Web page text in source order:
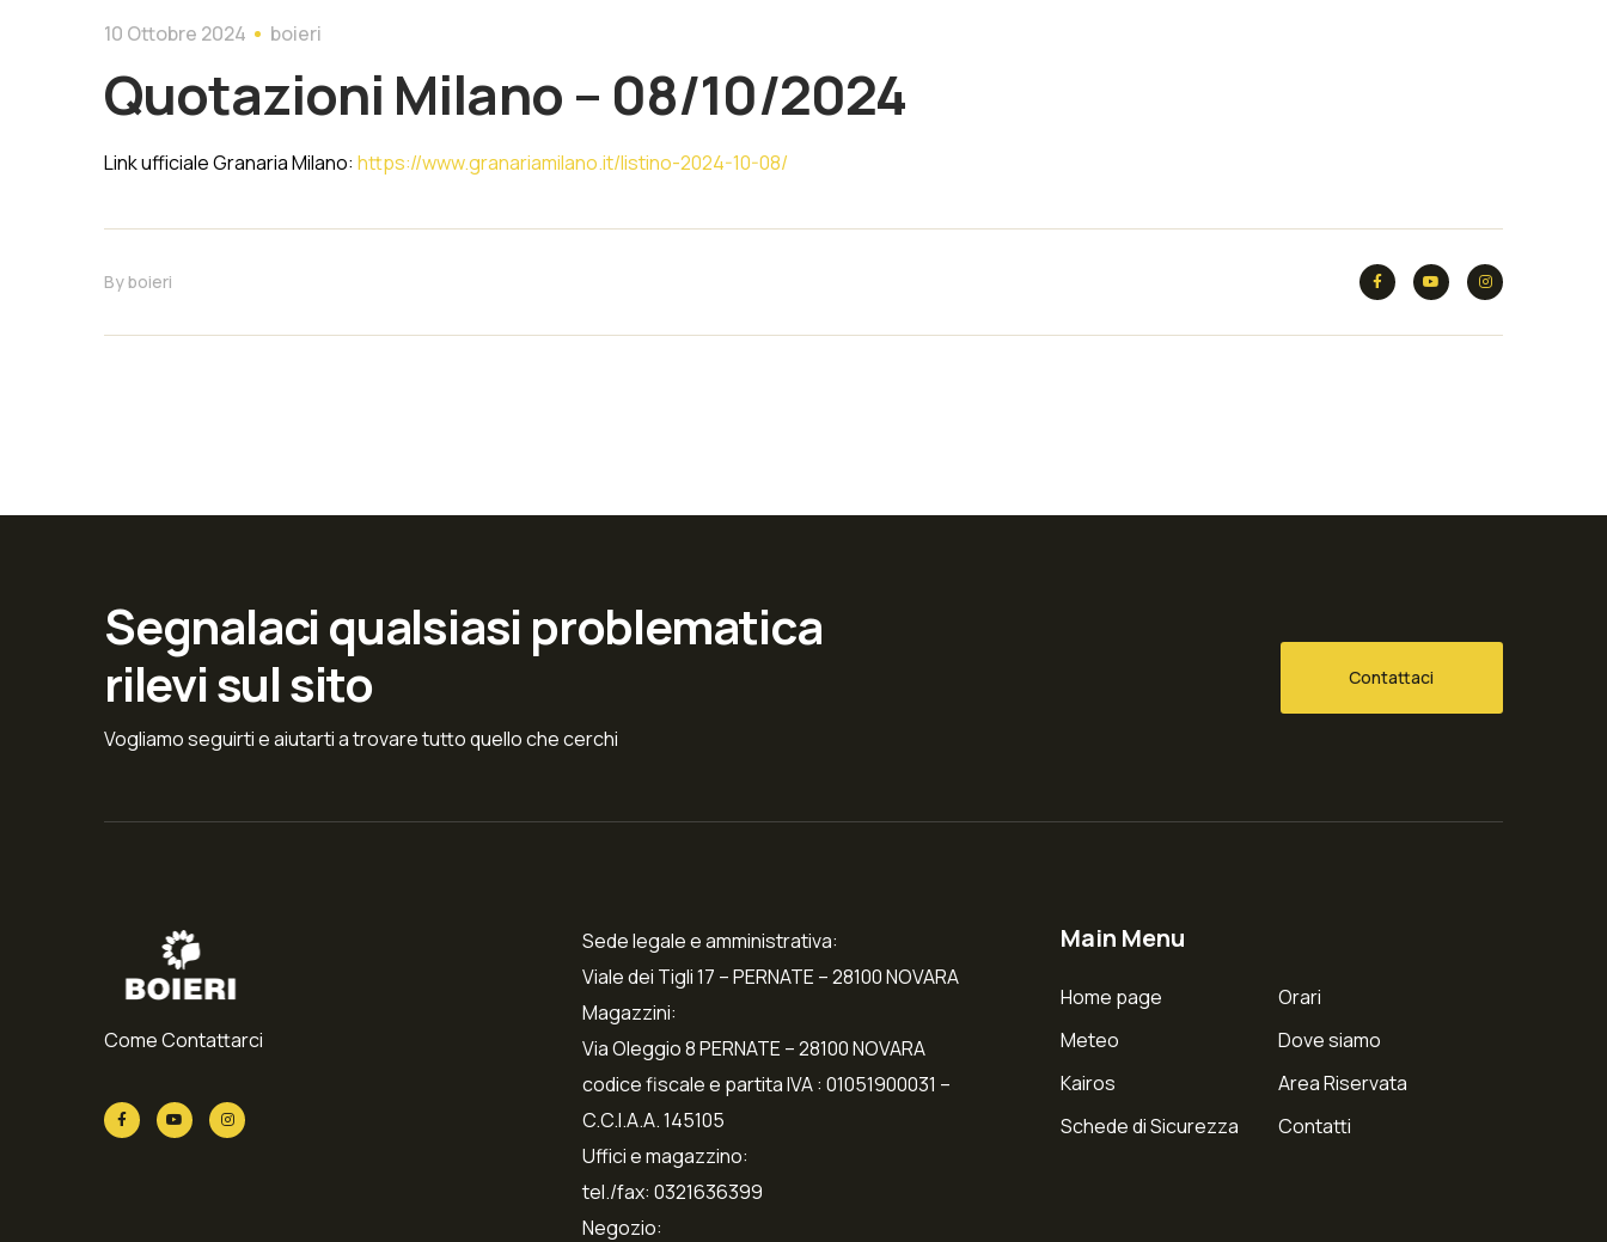
10 Ottobre 2024 boieri
Quotazioni Milano – 08/10/2024
Link ufficiale Granaria Milano: https://www.granariamilano.it/listino-2024-10-08/
Byboieri
Segnalaci qualsiasi problematica
rilevi sul sito
Vogliamo seguirti e aiutarti a trovare tutto quello che cerchi
Contattaci
Come Contattarci
Sede legale e amministrativa:
Viale dei Tigli 17 – PERNATE – 28100 NOVARA
Magazzini:
Via Oleggio 8 PERNATE – 28100 NOVARA
codice fiscale e partita IVA : 01051900031 –
C.C.I.A.A. 145105
Uffici e magazzino:
tel./fax: 0321636399
Negozio:
Main Menu
Home page
Meteo
Kairos
Schede di Sicurezza
Orari
Dove siamo
Area Riservata
Contatti